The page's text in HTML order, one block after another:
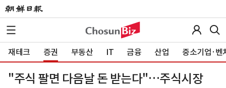
재테크 증권 부동산 IT 금융 산업 중소기업·벤
"주식 팔면 다음날 돈 받는다"…주식시장